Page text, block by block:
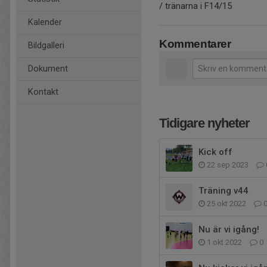
Kalender
Bildgalleri
Dokument
Kontakt
/ tränarna i F14/15
Kommentarer
Tidigare nyheter
Kick off
22 sep 2023
Träning v44
25 okt 2022 0
Nu är vi igång!
1 okt 2022 0